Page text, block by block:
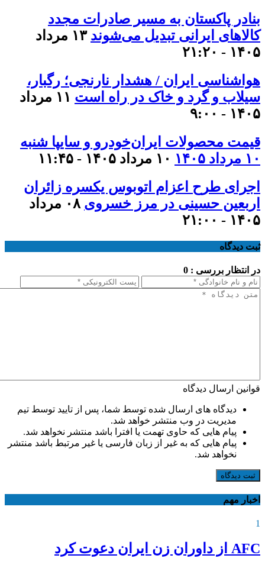
بنادر پاکستان به مسیر صادرات مجدد
کالاهای ایرانی تبدیل می‌شوند
۱۳ مرداد
۱۴۰۵ - ۲۱:۲۰
هواشناسی ایران / هشدار نارنجی؛ رگبار،
سیلاب و گرد و خاک در راه است
۱۱ مرداد
۱۴۰۵ - ۹:۰۰
قیمت محصولات ایران‌خودرو و سایپا شنبه
۱۰ مرداد ۱۴۰۵
۱۰ مرداد ۱۴۰۵ - ۱۱:۴۵
اجرای طرح اعزام اتوبوس یکسره زائران
اربعین حسینی در مرز خسروی
۰۸ مرداد
۱۴۰۵ - ۲۱:۰۰
ثبت دیدگاه
در انتظار بررسی : 0
قوانین ارسال دیدگاه
دیدگاه های ارسال شده توسط شما، پس از تایید توسط تیم
مدیریت در وب منتشر خواهد شد.
پیام هایی که حاوی تهمت یا افترا باشد منتشر نخواهد شد.
پیام هایی که به غیر از زبان فارسی یا غیر مرتبط باشد منتشر
نخواهد شد.
ثبت دیدگاه
اخبار مهم
1
AFC از داوران زن ایران دعوت کرد